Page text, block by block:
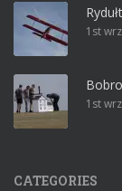
1st
1st
CATEGORIES